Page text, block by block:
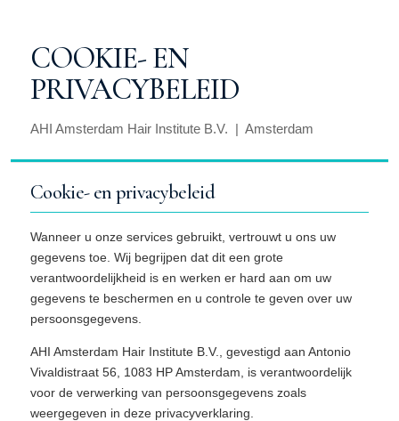
COOKIE- EN
PRIVACYBELEID
AHI Amsterdam Hair Institute B.V. | Amsterdam
Cookie- en privacybeleid
Wanneer u onze services gebruikt, vertrouwt u ons uw
gegevens toe. Wij begrijpen dat dit een grote
verantwoordelijkheid is en werken er hard aan om uw
gegevens te beschermen en u controle te geven over uw
persoonsgegevens.
AHI Amsterdam Hair Institute B.V., gevestigd aan Antonio
Vivaldistraat 56, 1083 HP Amsterdam, is verantwoordelijk
voor de verwerking van persoonsgegevens zoals
weergegeven in deze privacyverklaring.